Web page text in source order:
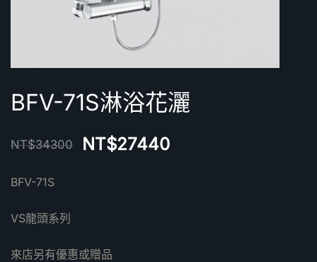
BFV-71S淋浴花灑
NT$34300 NT$27440
BFV-71S
VS龍頭系列
來店另有優惠或贈品